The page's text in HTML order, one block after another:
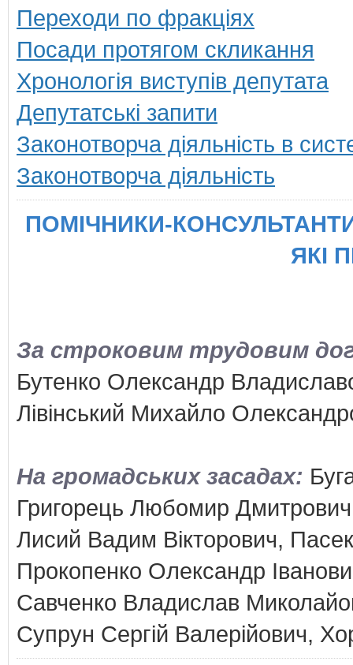
Переходи по фракціях
Посади протягом скликання
Хронологія виступів депутата
Депутатські запити
Законотворча діяльність в
Законотворча діяльність
ПОМІЧНИКИ-
ЯКІ
За строковим трудовим
Бутенко Олександр
Лівінський Михайло
На громадських засадах:
Григорець Любомир
Лисий Вадим Вікторович,
Прокопенко Олександр
Савченко Владислав
Супрун Сергій Валерійович,